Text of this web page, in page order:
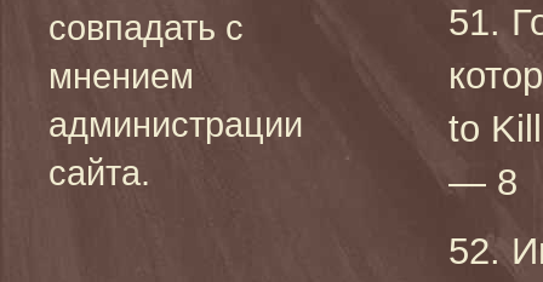
совпадать с
мнением
администрации
сайта.
51.
to
— 8
52.